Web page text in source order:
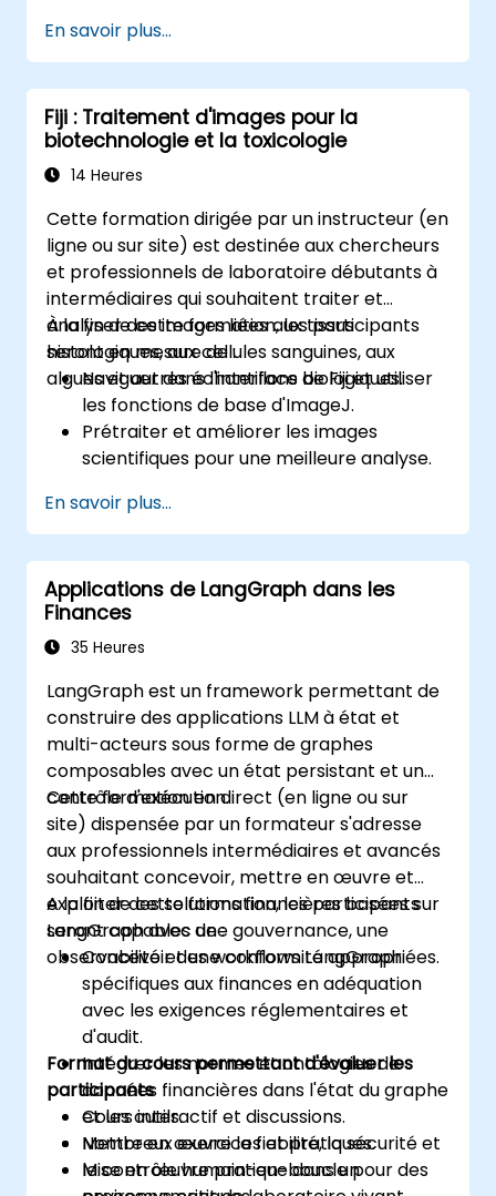
En savoir plus...
Fiji : Traitement d'images pour la
biotechnologie et la toxicologie
14 Heures
Cette formation dirigée par un instructeur (en
ligne ou sur site) est destinée aux chercheurs
et professionnels de laboratoire débutants à
intermédiaires qui souhaitent traiter et
analyser des images liées aux tissus
histologiques, aux cellules sanguines, aux
algues et autres échantillons biologiques.
À la fin de cette formation, les participants
seront en mesure de :
Naviguer dans l'interface de Fiji et utiliser
les fonctions de base d'ImageJ.
Prétraiter et améliorer les images
scientifiques pour une meilleure analyse.
compris le comptage de cellules et la
mesure d'aires.
Automatiser les tâches répétitives à l'aide
de macros et de plugins.
Personnaliser des flux de travail pour
répondre aux besoins spécifiques
biologique.
En savoir plus...
Applications de LangGraph dans les
Finances
35 Heures
LangGraph est un framework permettant de
construire des applications LLM à état et
multi-acteurs sous forme de graphes
composables avec un état persistant et un
contrôle d'exécution.
Cette formation en direct (en ligne ou sur
site) dispensée par un formateur s'adresse
aux professionnels intermédiaires et avancés
souhaitant concevoir, mettre en œuvre et
exploiter des solutions financières basées sur
LangGraph avec une gouvernance, une
observabilité et une conformité appropriées.
A la fin de cette formation, les participants
seront capables de :
Concevoir des workflows LangGraph
spécifiques aux finances en adéquation
avec les exigences réglementaires et
d'audit.
Intégrer les normes et ontologies de
données financières dans l'état du graphe
et les outils.
Mettre en œuvre la fiabilité, la sécurité et
le contrôle humain-en-boucle pour des
Format du cours permettant d'évaluer les
participants
Cours interactif et discussions.
Nombreux exercices et pratiques.
Mise en œuvre pratique dans un